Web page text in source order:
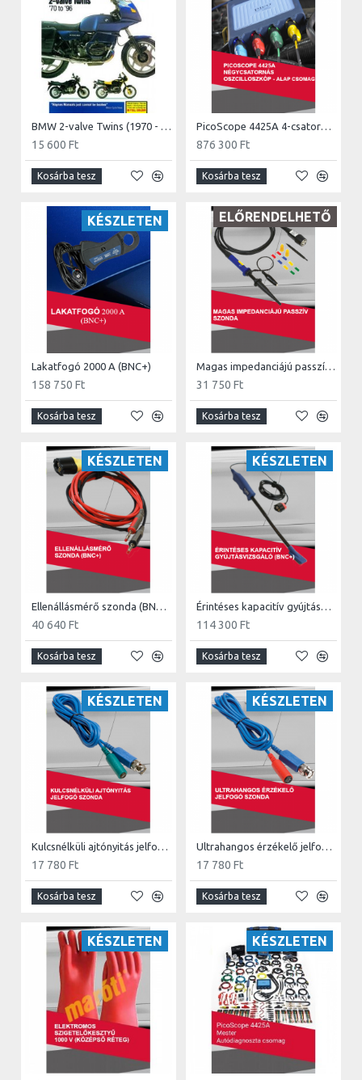
személyre szabott szakmai továbbképzéseket. Várunk
Téged is szeretettel Gépjárműtechnikai Képző
Központunkban.
A kétcsatornás PicoScope-ot minden olyan szakembernek
ajánljuk, akik el szeretnének, vagy már elindultak a
gépjármű-diagnosztika kihívásokkal teli útján. Gyakorlattal
és egy kis elszántsággal gyors, hatékony munkavégzés és
elégedett ügyfélkör garantált.
BMW 2-valve Twins (1970 - 1996)
15 600 Ft
Kosárba tesz
PicoScope 4425A 4-csatornás oszcilloszkóp - Alap Autódiagnoszta csomag
876 300 Ft
Kosárba tesz
KÉSZLETEN
Lakatfogó 2000 A (BNC+)
158 750 Ft
Kosárba tesz
ELŐRENDELHETŐ
Magas impedanciájú passzív szonda (100MHz)
31 750 Ft
Kosárba tesz
KÉSZLETEN
Ellenállásmérő szonda (BNC+)
40 640 Ft
Kosárba tesz
KÉSZLETEN
Érintéses kapacitív gyújtásvizsgáló (BNC+)
114 300 Ft
Kosárba tesz
KÉSZLETEN
Kulcsnélküli ajtónyitás jelfogó szonda
17 780 Ft
Kosárba tesz
KÉSZLETEN
Ultrahangos érzékelő jelfogó szonda
17 780 Ft
Kosárba tesz
KÉSZLETEN KÉSZLETEN